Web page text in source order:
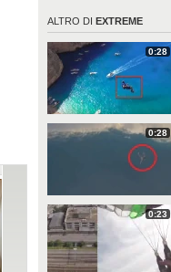
ALTRO DI EXTREME
0:28
0:28
0:23